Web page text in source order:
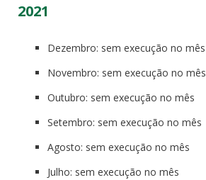
2021
Dezembro: sem execução no mês
Novembro: sem execução no mês
Outubro: sem execução no mês
Setembro: sem execução no mês
Agosto: sem execução no mês
Julho: sem execução no mês